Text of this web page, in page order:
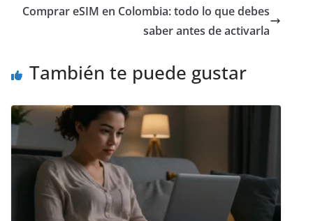
Comprar eSIM en Colombia: todo lo que debes
saber antes de activarla
También te puede gustar